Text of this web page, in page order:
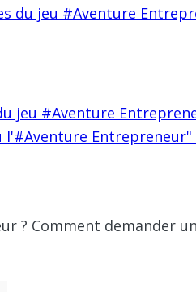
du jeu #Aventure
jeu #Aventure
? Comment demander